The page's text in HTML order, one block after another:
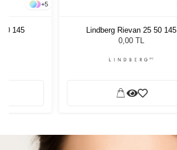
+5
145
Lindberg Rievan 25 50 145
0,00 TL